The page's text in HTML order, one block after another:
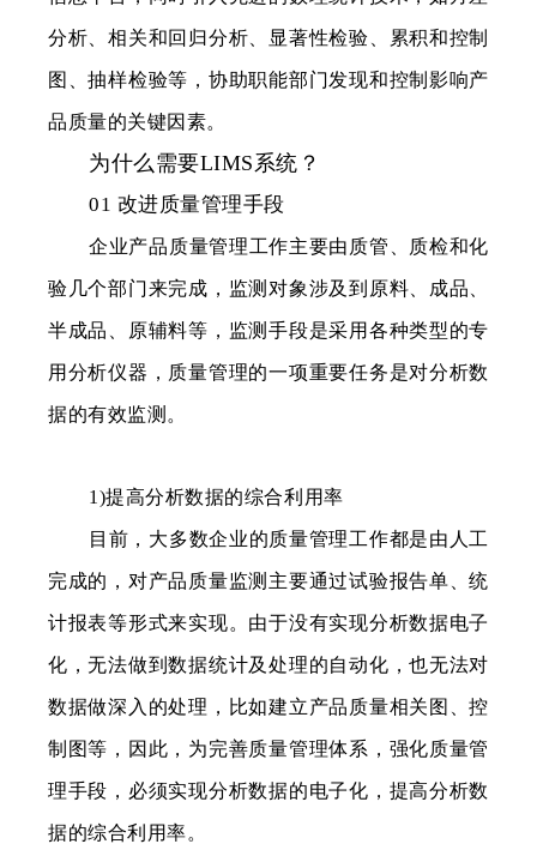
分析、相关和回归分析、显著性检验、累积和控制
图、抽样检验等，协助职能部门发现和控制影响产
品质量的关键因素。
为什么需要LIMS系统？
01 改进质量管理手段
企业产品质量管理工作主要由质管、质检和化
验几个部门来完成，监测对象涉及到原料、成品、
半成品、原辅料等，监测手段是采用各种类型的专
用分析仪器，质量管理的一项重要任务是对分析数
据的有效监测。
1)提高分析数据的综合利用率
目前，大多数企业的质量管理工作都是由人工
完成的，对产品质量监测主要通过试验报告单、统
计报表等形式来实现。由于没有实现分析数据电子
化，无法做到数据统计及处理的自动化，也无法对
数据做深入的处理，比如建立产品质量相关图、控
制图等，因此，为完善质量管理体系，强化质量管
理手段，必须实现分析数据的电子化，提高分析数
据的综合利用率。